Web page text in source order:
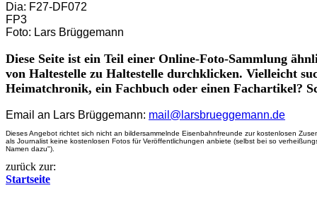
Dia: F27-DF072
FP3
Foto: Lars Brüggemann
Diese Seite ist ein Teil einer Online-Foto-Sammlung
von Haltestelle zu Haltestelle durchklicken. Vielleicht
Heimatchronik, ein Fachbuch oder einen Fachartikel?
Email an Lars Brüggemann: mail@larsbrueggemann.de
Dieses Angebot richtet sich nicht an bildersammelnde Eisenbahnfreunde zur kostenlosen
als Journalist keine kostenlosen Fotos für Veröffentlichungen anbiete (selbst bei so
Namen dazu").
zurück zur:
Startseite